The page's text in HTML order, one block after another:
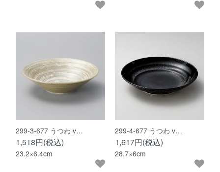
299-3-677 うつわ v…
1,518円(税込)
23.2×6.4cm
299-4-677 うつわ v…
1,617円(税込)
28.7×6cm